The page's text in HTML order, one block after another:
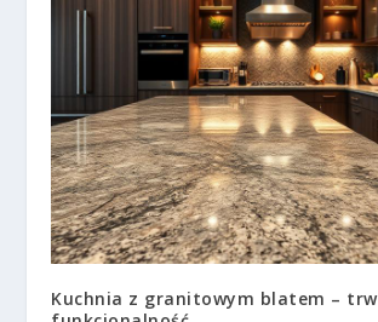
Kuchnia z granitowym blatem –